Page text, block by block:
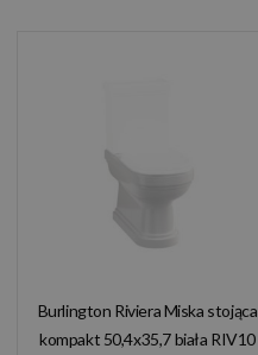
Burlington Riviera Miska stojąca
kompakt 50,4x35,7 biała RIV10